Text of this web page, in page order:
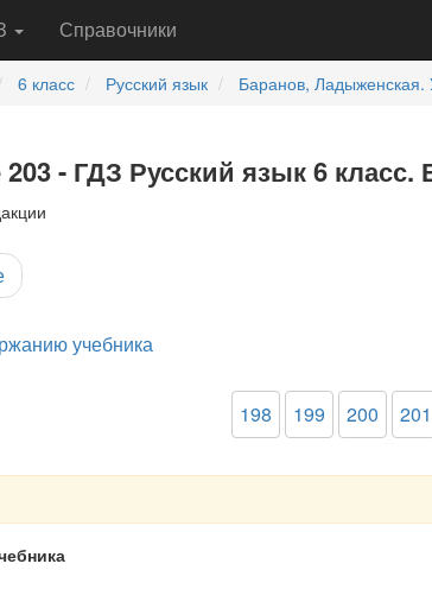
Справочники
6 класс Русский язык Баранов, Ладыженская.
- ГДЗ Русский язык 6
учебника
198 199 200 201